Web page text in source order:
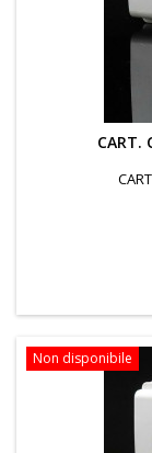
CART.
Non disponibile